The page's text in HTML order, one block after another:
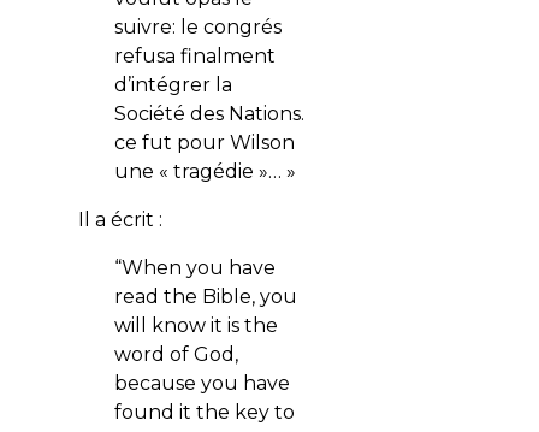
suivre: le congrés
refusa finalment
d’intégrer la
Société des Nations.
ce fut pour Wilson
une « tragédie »… »
Il a écrit :
“When you have
read the Bible, you
will know it is the
word of God,
because you have
found it the key to